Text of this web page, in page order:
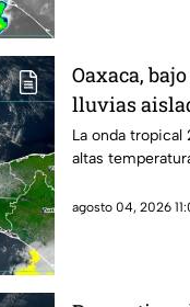
Oaxaca,
lluvias
La onda
altas
agosto 04, 2026